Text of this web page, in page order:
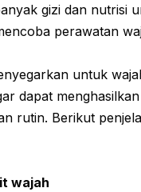
gizi dan nutrisi
perawatan
untuk
dapat
rutin. Berikut
wajah